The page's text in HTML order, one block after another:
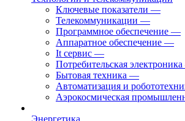
Ключевые показатели —
Телекоммуникации —
Программное обеспечение —
Аппаратное обеспечение —
It сервис —
Потребительская электроника
Бытовая техника —
Автоматизация и
Аэрокосмическая
Энергетика